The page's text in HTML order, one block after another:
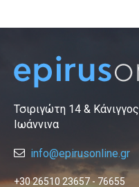
Τσιριγώτη 14 & Κάνιγγος
Ιωάννινα
info@epirusonline.gr
+30 26510 23657 - 76655